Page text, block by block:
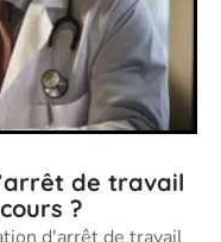
de travail
?